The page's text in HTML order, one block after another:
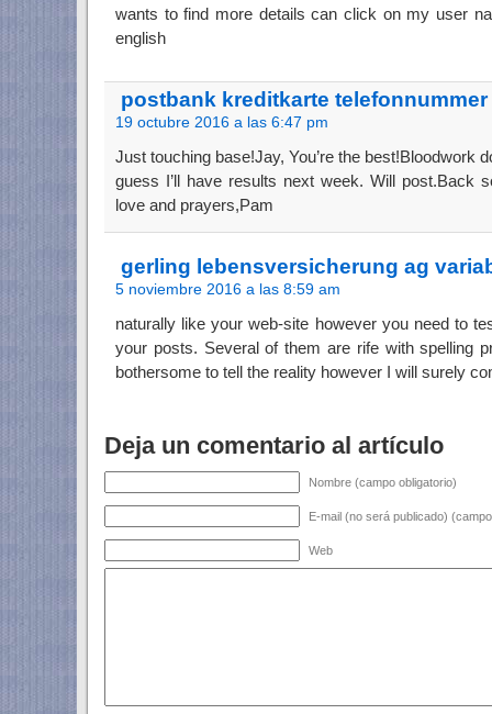
wants to find more details can click on my user
english
postbank kreditkarte telefonnummer
19 octubre 2016 a las 6:47 pm
Just touching base!Jay, You’re the best!Bloodwork
guess I’ll have results next week. Will post.Back
love and prayers,Pam
gerling lebensversicherung ag
5 noviembre 2016 a las 8:59 am
naturally like your web-site however you need to
your posts. Several of them are rife with spelling
bothersome to tell the reality however I will surely
Deja un comentario al artículo
Nombre (campo obligatorio)
E-mail (no será publicado)
Web